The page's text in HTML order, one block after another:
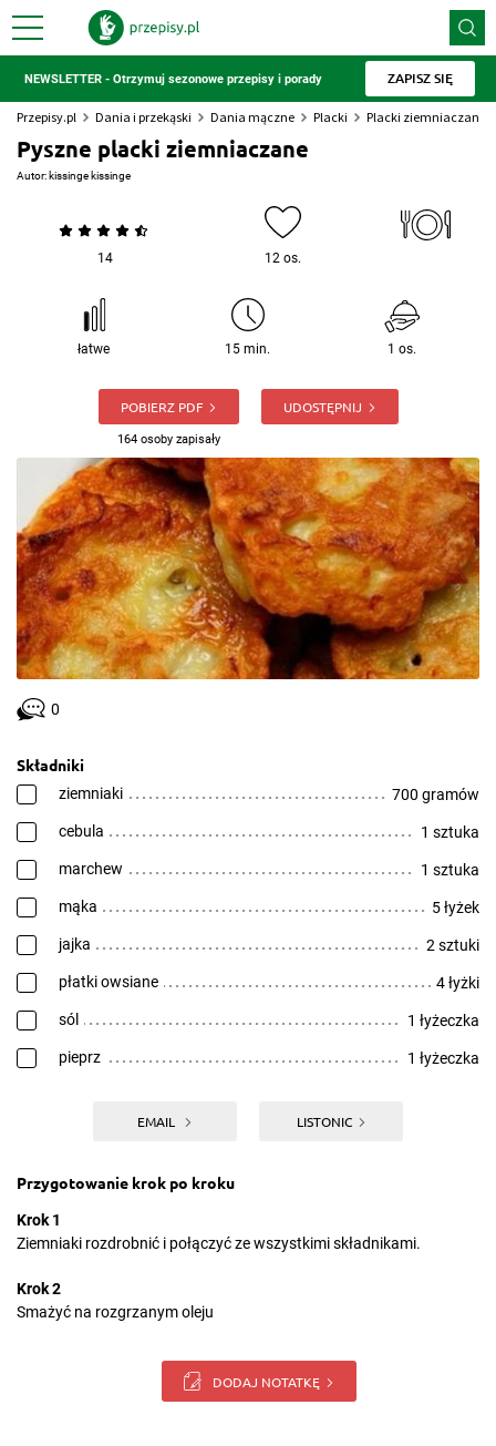
NEWSLETTER - Otrzymuj sezonowe przepisy i porady ZAPISZ SIĘ
Przepisy.pl Dania i przekąski Dania mączne Placki Placki ziemniaczane
Pyszne placki ziemniaczane
Autor: kissinge kissinge
14 12 os.
łatwe 15 min. 1 os.
POBIERZ PDF
164 osoby zapisały
UDOSTĘPNIJ
0
Składniki
ziemniaki 700 gramów
cebula 1 sztuka
marchew 1 sztuka
mąka 5 łyżek
jajka 2 sztuki
płatki owsiane 4 łyżki
sól 1 łyżeczka
pieprz 1 łyżeczka
EMAIL LISTONIC
Przygotowanie krok po kroku
Krok 1
Ziemniaki rozdrobnić i połączyć ze wszystkimi składnikami.
Krok 2
Smażyć na rozgrzanym oleju
DODAJ NOTATKĘ